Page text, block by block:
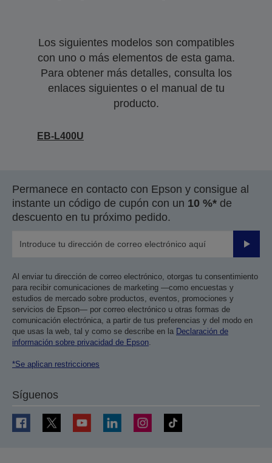
Los siguientes modelos son compatibles
con uno o más elementos de esta gama.
Para obtener más detalles, consulta los
enlaces siguientes o el manual de tu
producto.
EB-L400U
Permanece en contacto con Epson y consigue al
instante un código de cupón con un 10 %* de
descuento en tu próximo pedido.
Enviar
Al enviar tu dirección de correo electrónico, otorgas tu consentimiento
para recibir comunicaciones de marketing —como encuestas y
estudios de mercado sobre productos, eventos, promociones y
servicios de Epson— por correo electrónico u otras formas de
comunicación electrónica, a partir de tus preferencias y del modo en
que usas la web, tal y como se describe en la Declaración de
información sobre privacidad de Epson.
*Se aplican restricciones
Síguenos